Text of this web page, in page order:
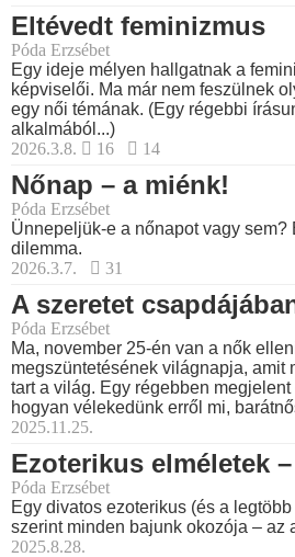
Eltévedt feminizmus
Póda Erzsébet
Egy ideje mélyen hallgatnak a
képviselői. Ma már nem feszülnek
egy női témának. (Egy régebbi
alkalmából...)
2026.3.8.
16 14
Nőnap – a miénk!
Póda Erzsébet
Ünnepeljük-e a nőnapot vagy sem?
dilemma.
2026.3.7.
31
A szeretet
Póda Erzsébet
Ma, november 25-én van a nők
megszüntetésének világnapja, amit
tart a világ. Egy régebben
hogyan vélekedünk erről mi,
2025.11.25.
Ezoterikus elméletek
Póda Erzsébet
Egy divatos ezoterikus (és a
szerint minden bajunk okozója – az
2025.8.28.